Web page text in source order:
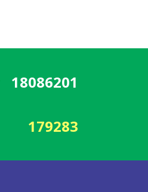
18086201
179283